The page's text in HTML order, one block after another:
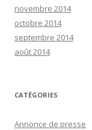
novembre 2014
octobre 2014
septembre 2014
août 2014
CATÉGORIES
Annonce de presse